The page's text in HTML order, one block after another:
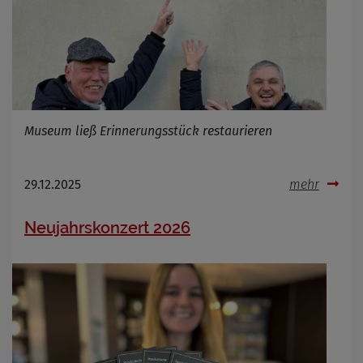
Museum ließ Erinnerungsstück restaurieren
29.12.2025 mehr
Neujahrskonzert 2026
Infos schließen